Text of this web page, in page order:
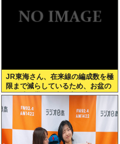
JR東海さん、在来線の編成数を極
限まで減らしているため、お盆の
この時間帯でも立ち客が出てしま
う